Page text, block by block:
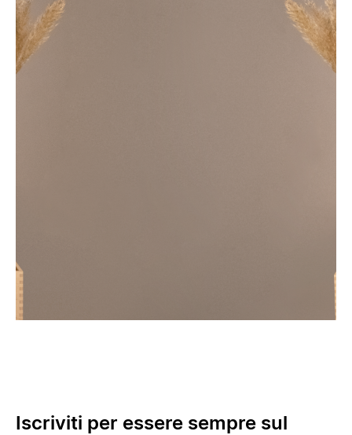
Iscriviti per essere sempre sul